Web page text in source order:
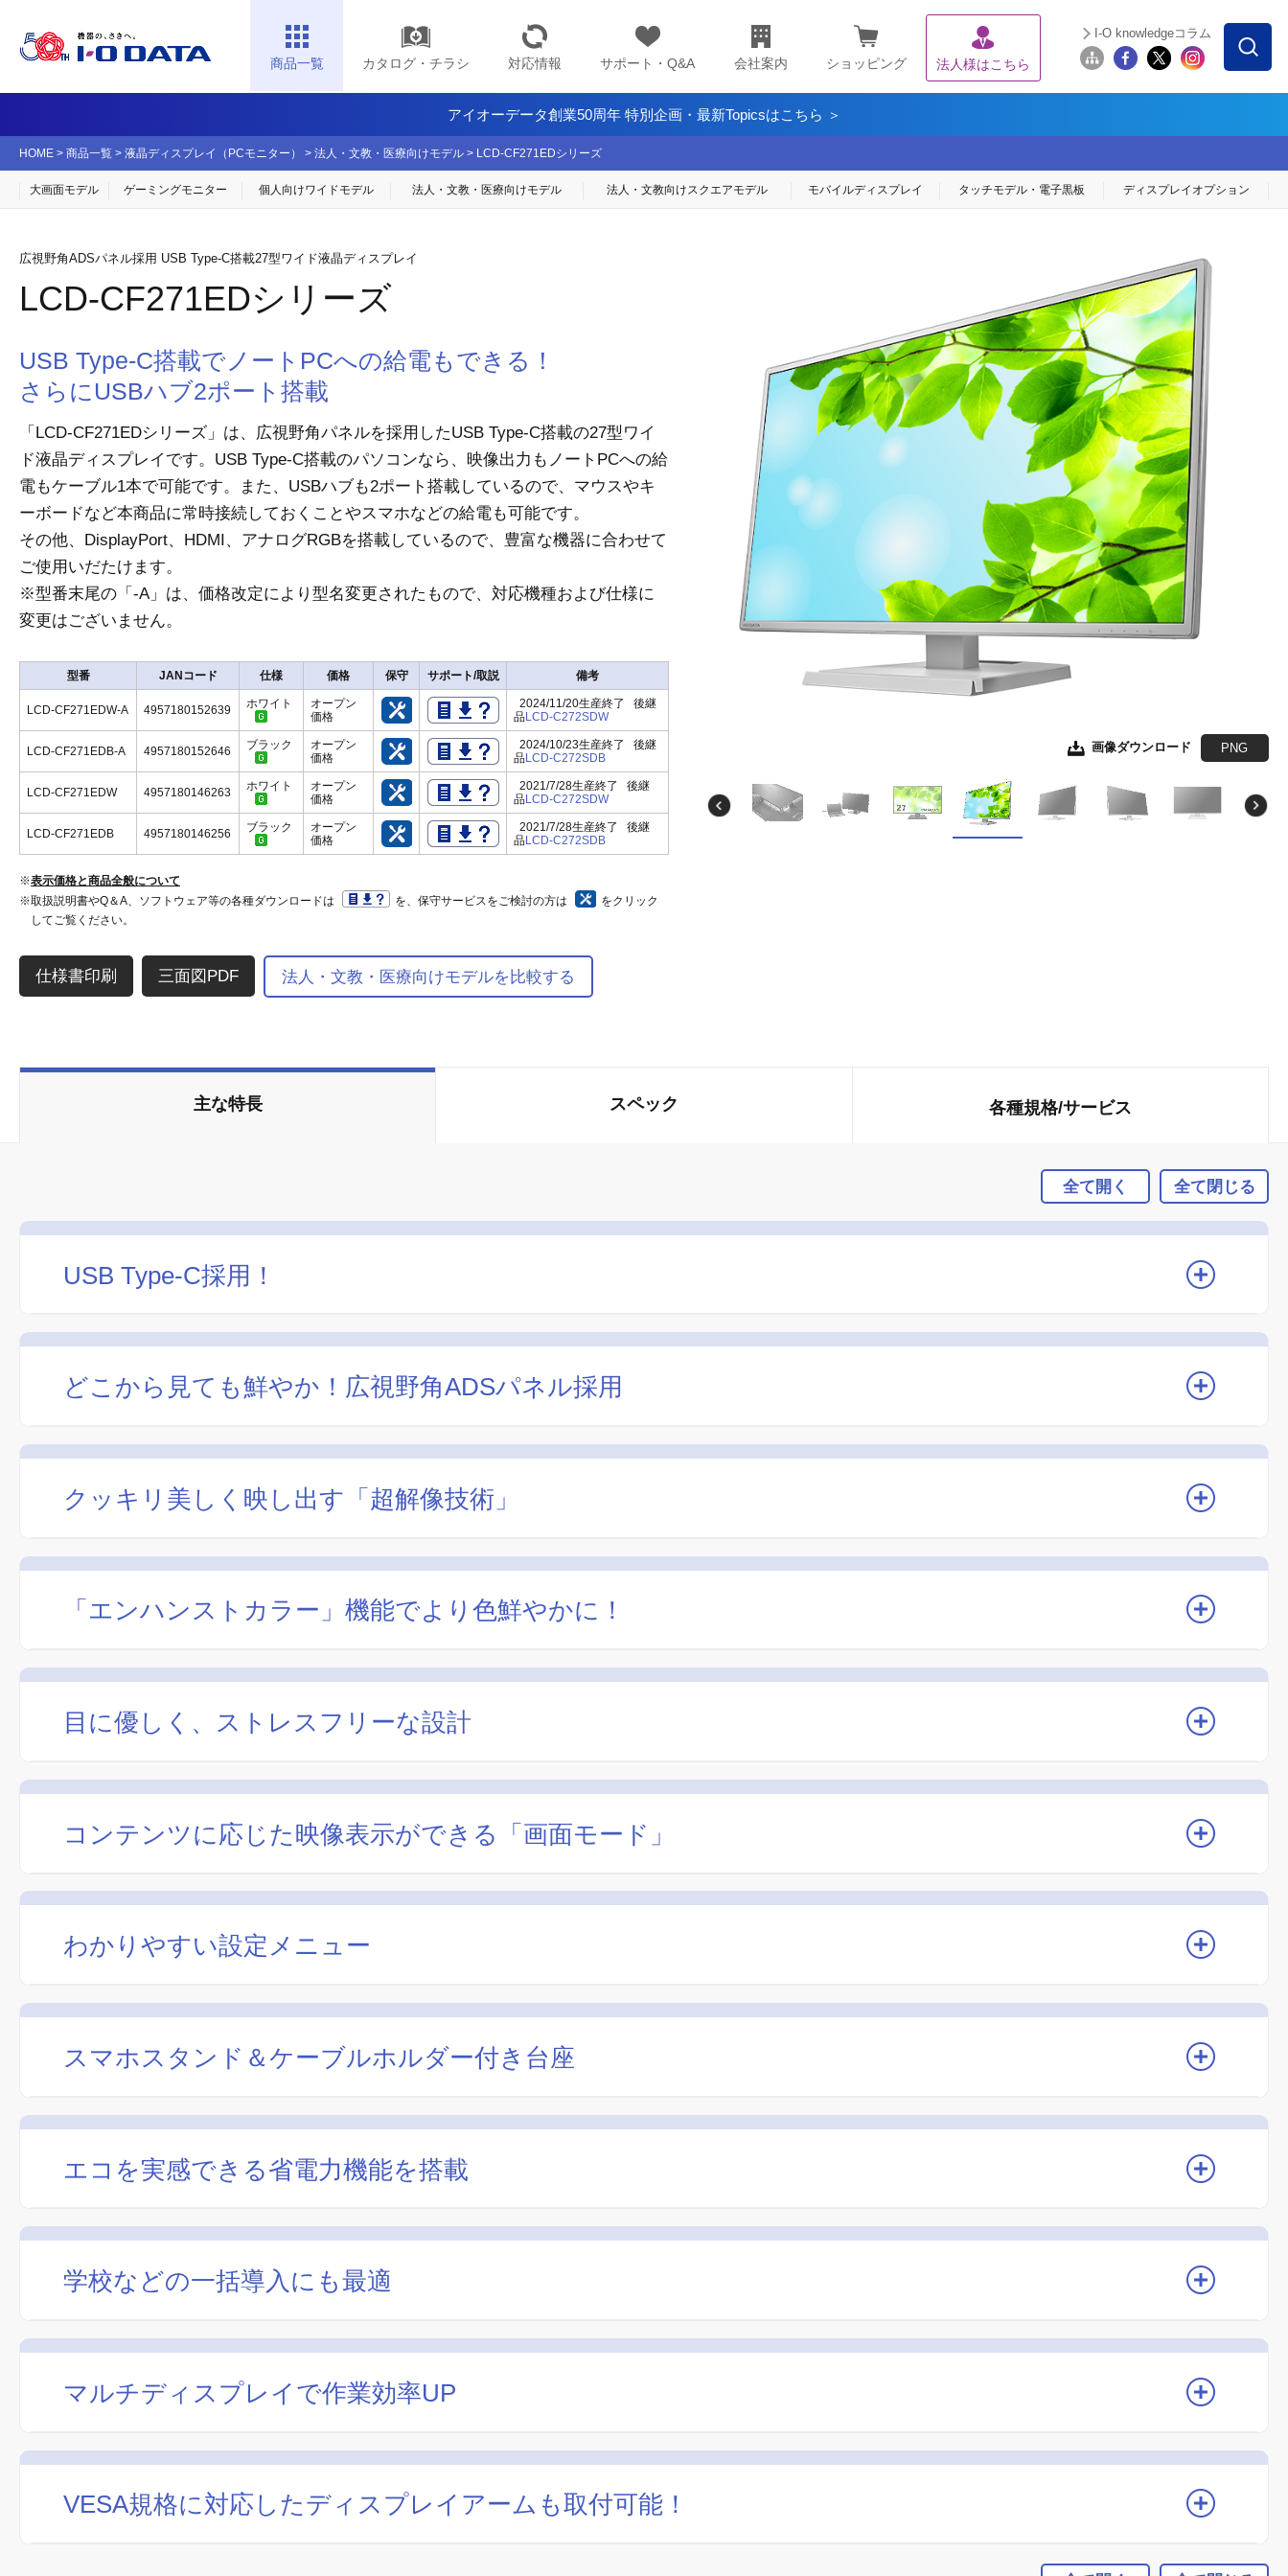
商品一覧 カタログ・チラシ 対応情報 サポート・Q&A 会社案内 ショッピング 法人様はこちら
I-O knowledgeコラム
アイオーデータ創業50周年 特別企画・最新Topicsはこちら ＞
HOME > 商品一覧 > 液晶ディスプレイ（PCモニター） > 法人・文教・医療向けモデル > LCD-CF271EDシリーズ
大画面モデル ゲーミングモニター 個人向けワイドモデル 法人・文教・医療向けモデル 法人・文教向けスクエアモデル モバイルディスプレイ タッチモデル・ 電子黒板 ディスプレイ オプション
広視野角ADSパネル採用 USB Type-C搭載27型ワイド液晶ディスプレイ
LCD-CF271EDシリーズ
画像ダウンロード PNG
画像ダウンロード JPEG EPS形式
画像ダウンロード JPEG EPS形式
画像ダウンロード JPEG EPS形式
画像ダウンロード JPEG EPS形式
画像ダウンロード JPEG EPS形式
画像ダウンロード JPEG EPS形式
画像ダウンロード JPEG EPS形式
画像ダウンロード JPEG EPS形式
画像ダウンロード JPEG EPS形式
画像ダウンロード JPEG EPS形式
画像ダウンロード JPEG EPS形式
画像ダウンロード JPEG EPS形式
USB Type-C搭載でノートPCへの給電もできる！
さらにUSBハブ2ポート搭載
「LCD-CF271EDシリーズ」は、広視野角パネルを採用したUSB Type-C搭載の27型ワイ
ド液晶ディスプレイです。USB Type-C搭載のパソコンなら、映像出力もノートPCへの給
電もケーブル1本で可能です。また、USBハブも2ポート搭載しているので、マウスやキ
ーボードなど本商品に常時接続しておくことやスマホなどの給電も可能です。
その他、DisplayPort、HDMI、アナログRGBを搭載しているので、豊富な機器に合わせて
ご使用いだたけます。
※型番末尾の「-A」は、価格改定により型名変更されたもので、対応機種および仕様に
変更はございません。
型番 JANコード 仕様 価格 保守 サポート/取説 備考
LCD-CF271EDW-A 4957180152639 ホワイト
オープン
価格
2024/11/20生産終了 後継
品LCD-C272SDW
LCD-CF271EDB-A 4957180152646 ブラック
オープン
価格
2024/10/23生産終了 後継
品LCD-C272SDB
LCD-CF271EDW 4957180146263 ホワイト
オープン
価格
2021/7/28生産終了 後継
品LCD-C272SDW
LCD-CF271EDB 4957180146256 ブラック
オープン
価格
2021/7/28生産終了 後継
品LCD-C272SDB
※表示価格と商品全般について
※取扱説明書やQ＆A、ソフトウェア等の各種ダウンロードは
を、保守サービスをご検討の方は
をクリック
してご覧ください。
三面図PDF 法人・文教・医療向けモデルを比較する
主な特長 スペック 各種規格/サービス
全て開く 全て閉じる
USB Type-C採用！
どこから見ても鮮やか！広視野角ADSパネル採用
クッキリ美しく映し出す「超解像技術」
「エンハンストカラー」機能でより色鮮やかに！
目に優しく、ストレスフリーな設計
コンテンツに応じた映像表示ができる「画面モード」
わかりやすい設定メニュー
スマホスタンド＆ケーブルホルダー付き台座
エコを実感できる省電力機能を搭載
学校などの一括導入にも最適
マルチディスプレイで作業効率UP
VESA規格に対応したディスプレイアームも取付可能！